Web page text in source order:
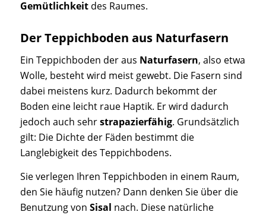
Gemütlichkeitdes Raumes.
Der Teppichboden aus Naturfasern
Ein Teppichboden der aus Naturfasern, also etwa
Wolle, besteht wird meist gewebt. Die Fasern sind
dabei meistens kurz. Dadurch bekommt der
Boden eine leicht raue Haptik. Er wird dadurch
jedoch auch sehrstrapazierfähig. Grundsätzlich
gilt: Die Dichte der Fäden bestimmt die
Langlebigkeit des Teppichbodens.
Sie verlegen Ihren Teppichboden in einem Raum,
den Sie häufig nutzen? Dann denken Sie über die
Benutzung von Sisal nach. Diese natürliche